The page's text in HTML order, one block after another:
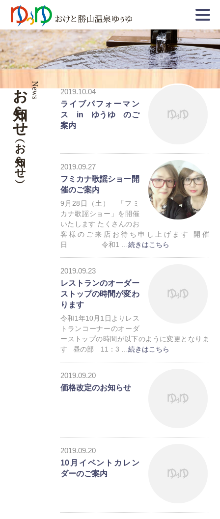
News
お知らせ
（お知らせ）
お知らせ
2019.10.04
ライブパフォーマン
ス in ゆうゆ のご
案内
2019.09.27
フミカナ歌謡ショー開
催のご案内
9月28日（土） 「フミ
カナ歌謡ショー」を開催
いたします たくさんのお
客様のご来店お待ち申し上げます 開催
日 令和1 …続きはこちら
2019.09.23
レストランのオーダー
ストップの時間が変わ
ります
令和1年10月1日よりレス
トランコーナーのオーダ
ーストップの時間が以下のように変更となりま
す 昼の部 11：3 …続きはこちら
お知らせ
2019.09.20
価格改定のお知らせ
2019.09.20
10月イベントカレン
ダーのご案内